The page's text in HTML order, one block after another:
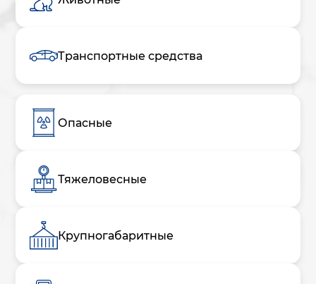
Транспортные средства
Опасные
Тяжеловесные
Крупногабаритные